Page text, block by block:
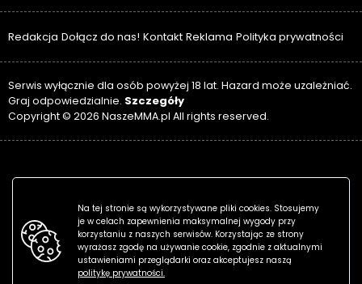
Redakcja Dołącz do nas! Kontakt Reklama Polityka prywatności
Serwis wyłącznie dla osób powyżej 18 lat. Hazard może uzależniać.
Graj odpowiedzialnie. Szczegóły
Copyright © 2026 NaszeMMA.pl All rights reserved.
Na tej stronie są wykorzystywane pliki cookies. Stosujemy
je w celach zapewnienia maksymalnej wygody przy
korzystaniu z naszych serwisów. Korzystając ze strony
wyrażasz zgodę na używanie cookie, zgodnie z aktualnymi
ustawieniami przeglądarki oraz akceptujesz naszą
politykę prywatności.